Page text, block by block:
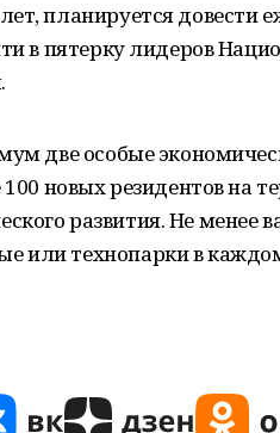
планируется довести
в пятерку лидеров
две особые
новых резидентов на
развития. Не менее
или технопарки в